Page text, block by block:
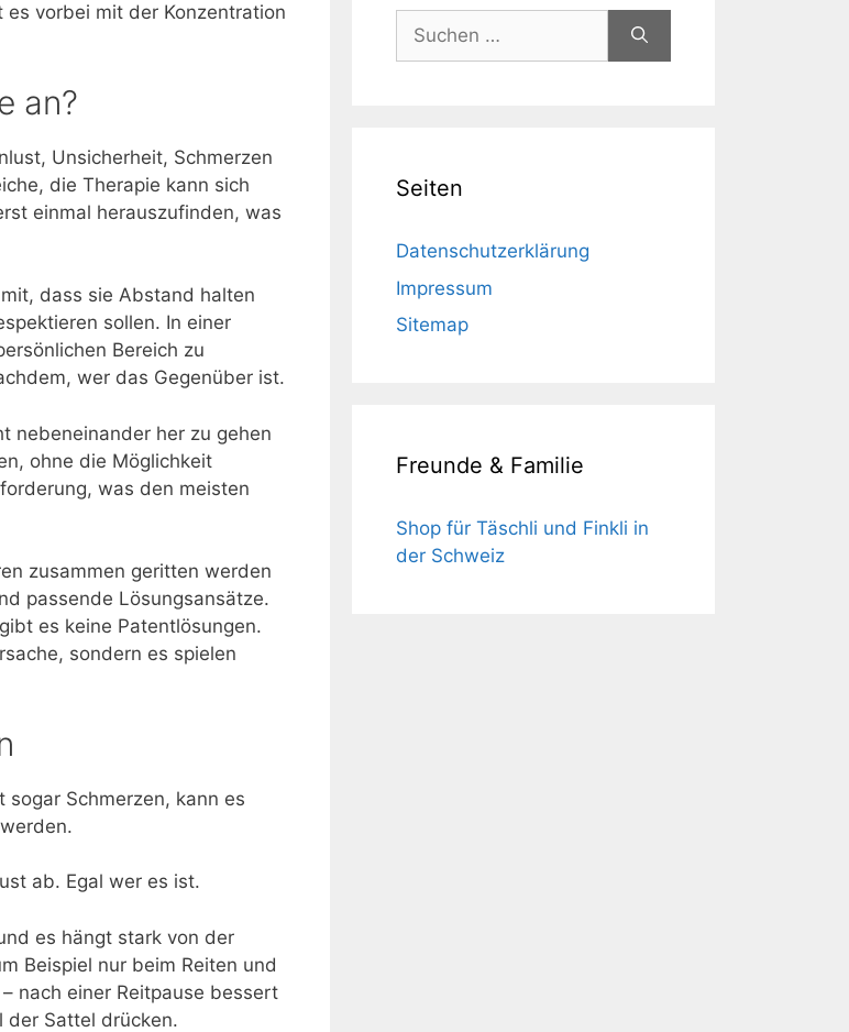
vorbei mit der Konzentration
an?
Unsicherheit, Schmerzen
die Therapie kann sich
einmal herauszufinden, was
dass sie Abstand halten
sollen. In einer
Bereich zu
wer das Gegenüber ist.
nebeneinander her zu gehen
ohne die Möglichkeit
was den meisten
zusammen geritten werden
passende Lösungsansätze.
es keine Patentlösungen.
sondern es spielen
Schmerzen, kann es
ab. Egal wer es ist.
es hängt stark von der
Beispiel nur beim Reiten und
nach einer Reitpause bessert
der Sattel drücken.
Suchen
nach:
Seiten
Datenschutzerklärung
Impressum
Sitemap
Freunde & Familie
Shop für Täschli und Finkli in
der Schweiz